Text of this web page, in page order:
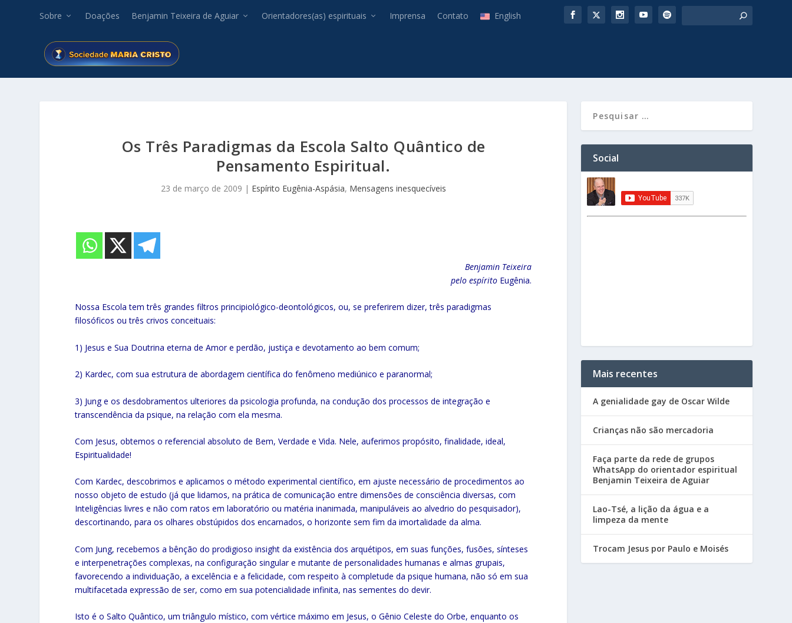
Sobre Doações Benjamin Teixeira de Aguiar Orientadores(as) espirituais Imprensa Contato English
Os Três Paradigmas da Escola Salto Quântico de
Pensamento Espiritual.
23 de março de 2009 | Espírito Eugênia-Aspásia, Mensagens inesquecíveis
Benjamin Teixeira
pelo espírito Eugênia.
Nossa Escola tem três grandes filtros principiológico-deontológicos, ou, se preferirem dizer, três paradigmas
filosóficos ou três crivos conceituais:
1) Jesus e Sua Doutrina eterna de Amor e perdão, justiça e devotamento ao bem comum;
2) Kardec, com sua estrutura de abordagem científica do fenômeno mediúnico e paranormal;
3) Jung e os desdobramentos ulteriores da psicologia profunda, na condução dos processos de integração e
transcendência da psique, na relação com ela mesma.
Com Jesus, obtemos o referencial absoluto de Bem, Verdade e Vida. Nele, auferimos propósito, finalidade, ideal,
Espiritualidade!
Com Kardec, descobrimos e aplicamos o método experimental científico, em ajuste necessário de procedimentos ao
nosso objeto de estudo (já que lidamos, na prática de comunicação entre dimensões de consciência diversas, com
Inteligências livres e não com ratos em laboratório ou matéria inanimada, manipuláveis ao alvedrio do pesquisador),
descortinando, para os olhares obstúpidos dos encarnados, o horizonte sem fim da imortalidade da alma.
Com Jung, recebemos a bênção do prodigioso insight da existência dos arquétipos, em suas funções, fusões, sínteses
e interpenetrações complexas, na configuração singular e mutante de personalidades humanas e almas grupais,
favorecendo a individuação, a excelência e a felicidade, com respeito à completude da psique humana, não só em sua
multifacetada expressão de ser, como em sua potencialidade infinita, nas sementes do devir.
Isto é o Salto Quântico, um triângulo místico, com vértice máximo em Jesus, o Gênio Celeste do Orbe, enquanto os
Social
Mais recentes
A genialidade gay de Oscar Wilde
Crianças não são mercadoria
Faça parte da rede de grupos
WhatsApp do orientador espiritual
Benjamin Teixeira de Aguiar
Lao-Tsé, a lição da água e a
limpeza da mente
Trocam Jesus por Paulo e Moisés